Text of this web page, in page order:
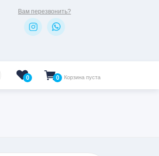
Вам перезвонить?
0 0 Корзина пуста